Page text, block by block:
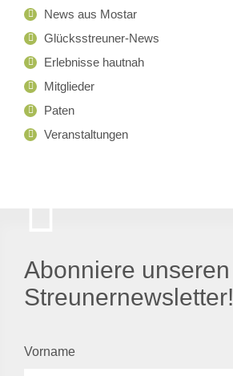
News aus Mostar
Glücksstreuner-News
Erlebnisse hautnah
Mitglieder
Paten
Veranstaltungen
Abonniere unseren
Streunernewsletter!
Vorname